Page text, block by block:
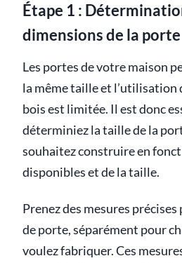
Étape 1 :
dimensions de la porte
Les portes de votre maison
la même taille et l’utilisation
bois est limitée. Il est donc
déterminiez la taille de la
souhaitez construire en
disponibles et de la taille.
Prenez des mesures
de porte, séparément pour
voulez fabriquer. Ces